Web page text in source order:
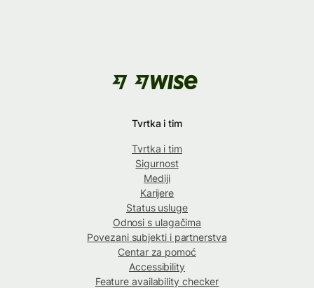
Tvrtka i tim
Tvrtka i tim
Sigurnost
Mediji
Karijere
Status usluge
Odnosi s ulagačima
Povezani subjekti i partnerstva
Centar za pomoć
Accessibility
Feature availability checker